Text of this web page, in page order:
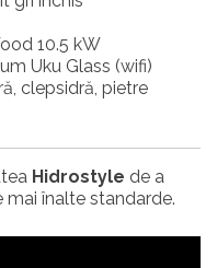
10.5 kW
Uku Glass (wifi)
clepsidră, pietre
Hidrostyle de a
înalte standarde.